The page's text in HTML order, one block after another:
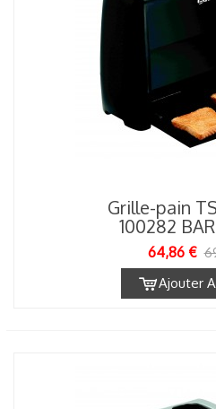
Grille-pain
100282
64,86 €
Ajouter